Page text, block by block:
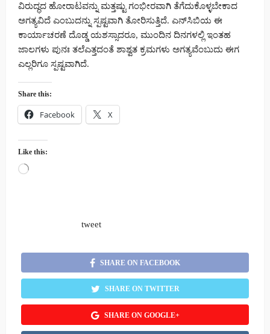
ವಿರುದ್ಧದ ಹೋರಾಟವನ್ನು ಮತ್ತಷ್ಟು ಗಂಭೀರವಾಗಿ ತೆಗೆದುಕೊಳ್ಳಬೇಕಾದ
ಅಗತ್ಯವಿದೆ ಎಂಬುದನ್ನು ಸ್ಪಷ್ಟವಾಗಿ ತೋರಿಸುತ್ತಿದೆ. ಎನ್‌ಸಿಬಿಯ ಈ
ಕಾರ್ಯಾಚರಣೆ ದೊಡ್ಡ ಯಶಸ್ಸಾದರೂ, ಮುಂದಿನ ದಿನಗಳಲ್ಲಿ ಇಂತಹ
ಜಾಲಗಳು ಪುನಃ ತಲೆಎತ್ತದಂತೆ ಶಾಶ್ವತ ಕ್ರಮಗಳು ಅಗತ್ಯವೆಂಬುದು ಈಗ
ಎಲ್ಲರಿಗೂ ಸ್ಪಷ್ಟವಾಗಿದೆ.
Share this:
Facebook X
Like this:
Loading…
tweet
SHARE ON FACEBOOK
SHARE ON TWITTER
SHARE ON GOOGLE+